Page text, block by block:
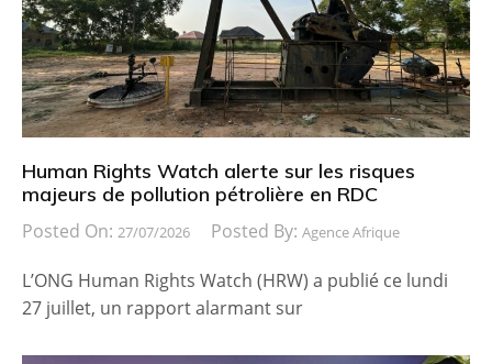
Human Rights Watch alerte sur les risques
majeurs de pollution pétrolière en RDC
Posted On: 27/07/2026 Posted By: Agence Afrique
L’ONG Human Rights Watch (HRW) a publié ce lundi
27 juillet, un rapport alarmant sur